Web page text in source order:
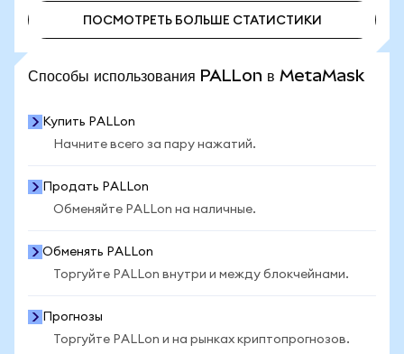
ПОСМОТРЕТЬ БОЛЬШЕ СТАТИСТИКИ
Способы использования PALLon в MetaMask
Купить PALLon
Начните всего за пару нажатий.
Продать PALLon
Обменяйте PALLon на наличные.
Обменять PALLon
Торгуйте PALLon внутри и между блокчейнами.
Прогнозы
Торгуйте PALLon и на рынках криптопрогнозов.